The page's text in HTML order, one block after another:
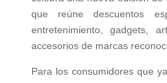
que reúne descuentos
entretenimiento, gadgets,
accesorios de marcas
Para los consumidores que